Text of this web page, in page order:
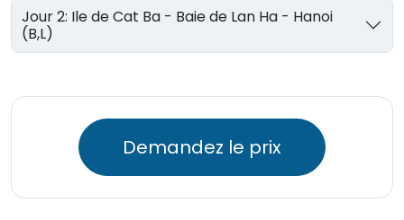
Jour 2: Ile de Cat Ba - Baie de Lan Ha - Hanoi
(B,L)
Demandez le prix